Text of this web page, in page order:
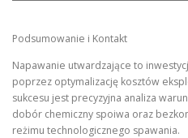
Podsumowanie i Kontakt
Napawanie utwardzające to
poprzez optymalizację kosztów
sukcesu jest precyzyjna analiza
dobór chemiczny spoiwa oraz
reżimu technologicznego spawania.